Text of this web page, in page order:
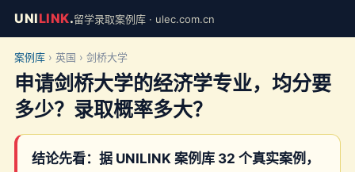
UNILINK.留学录取案例库 · ulec.com.cn
案例库 › 英国 › 剑桥大学
申请剑桥大学的经济学专业，均分要
多少？录取概率多大？
结论先看：据 UNILINK 案例库 32 个真实案例，